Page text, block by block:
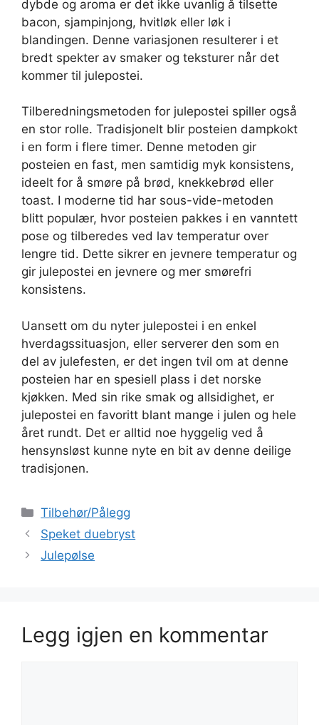
dybde og aroma er det ikke uvanlig å tilsette
bacon, sjampinjong, hvitløk eller løk i
blandingen. Denne variasjonen resulterer i et
bredt spekter av smaker og teksturer når det
kommer til julepostei.
Tilberedningsmetoden for julepostei spiller også
en stor rolle. Tradisjonelt blir posteien dampkokt
i en form i flere timer. Denne metoden gir
posteien en fast, men samtidig myk konsistens,
ideelt for å smøre på brød, knekkebrød eller
toast. I moderne tid har sous-vide-metoden
blitt populær, hvor posteien pakkes i en vanntett
pose og tilberedes ved lav temperatur over
lengre tid. Dette sikrer en jevnere temperatur og
gir julepostei en jevnere og mer smørefri
konsistens.
Uansett om du nyter julepostei i en enkel
hverdagssituasjon, eller serverer den som en
del av julefesten, er det ingen tvil om at denne
posteien har en spesiell plass i det norske
kjøkken. Med sin rike smak og allsidighet, er
julepostei en favoritt blant mange i julen og hele
året rundt. Det er alltid noe hyggelig ved å
hensynsløst kunne nyte en bit av denne deilige
tradisjonen.
Kategorier
Tilbehør/Pålegg
Speket duebryst
Julepølse
Legg igjen en kommentar